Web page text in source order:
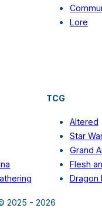
Lore
TCG
Altered
Star
Grand
Flesh
Dragon
2025 - 2026